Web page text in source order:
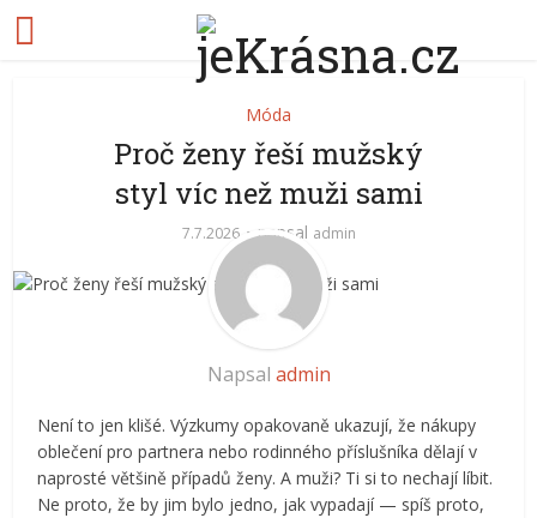
Móda
Proč ženy řeší mužský
styl víc než muži sami
7.7.2026 napsal admin
Napsal admin
Není to jen klišé. Výzkumy opakovaně ukazují, že nákupy
oblečení pro partnera nebo rodinného příslušníka dělají v
naprosté většině případů ženy. A muži? Ti si to nechají líbit.
Ne proto, že by jim bylo jedno, jak vypadají — spíš proto,